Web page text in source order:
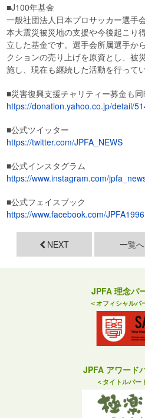
■J100年基金
一般社団法人日本プロサッカー選手
本大震災被災地の支援や今後起こり
立した基金です。選手会所属選手か
クションの売り上げを原資とし、被
施し、現在も継続した活動を行ってい
■災害復興支援チャリティー募金も同
https://donation.yahoo.co.jp/detail/
■公式ツイッター
https://twitter.com/JPFA_NEWS
■公式インスタグラム
https://www.instagram.com/
■公式フェイスブック
https://www.facebook.com/JPFA1996
NEXT 一覧へ
JPFA 理念パ
＜オフィシャルパ
JPFA アワード
＜タイトルパー